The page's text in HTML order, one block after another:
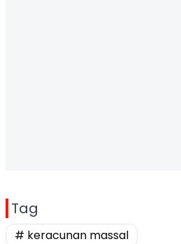
Tag
# keracunan massal